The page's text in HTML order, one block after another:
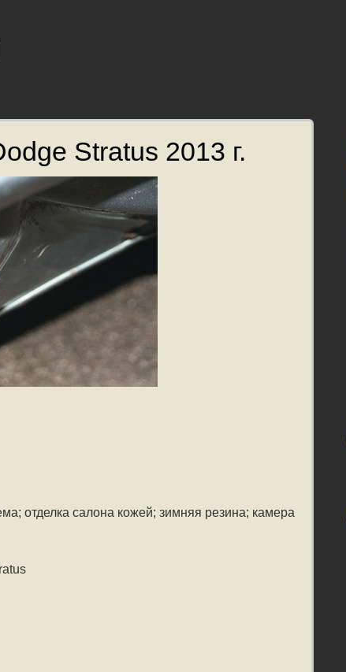
Stratus 2013 г.
отделка салона кожей; зимняя резина; камера